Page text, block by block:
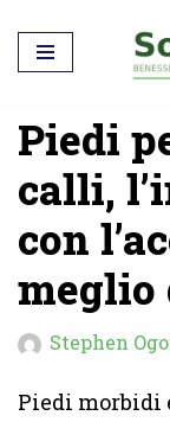
Vai
contenuto
Piedi
calli,
con
meglio
Stephen
Piedi morbidi